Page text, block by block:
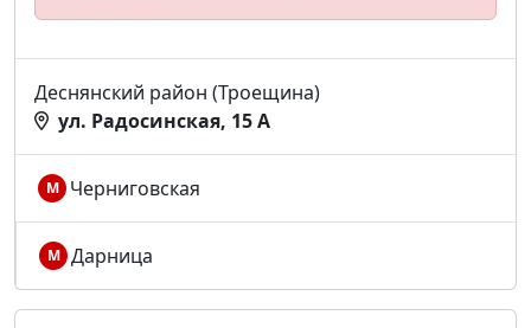
Деснянский район (Троещина)
ул. Радосинская, 15 А
М Черниговская
М Дарница